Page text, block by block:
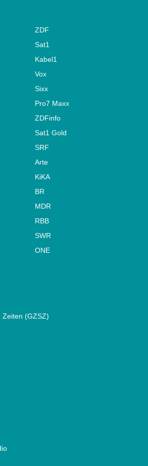
ZDF
Sat1
Kabel1
Vox
Sixx
Pro7 Maxx
ZDFinfo
Sat1 Gold
SRF
Arte
KiKA
BR
MDR
RBB
SWR
ONE
Zeiten (GZSZ)